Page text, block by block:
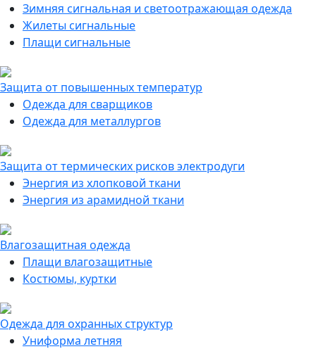
Зимняя сигнальная и светоотражающая одежда
Жилеты сигнальные
Плащи сигнальные
Защита от повышенных температур
Одежда для сварщиков
Одежда для металлургов
Защита от термических рисков электродуги
Энергия из хлопковой ткани
Энергия из арамидной ткани
Влагозащитная одежда
Плащи влагозащитные
Костюмы, куртки
Одежда для охранных структур
Униформа летняя